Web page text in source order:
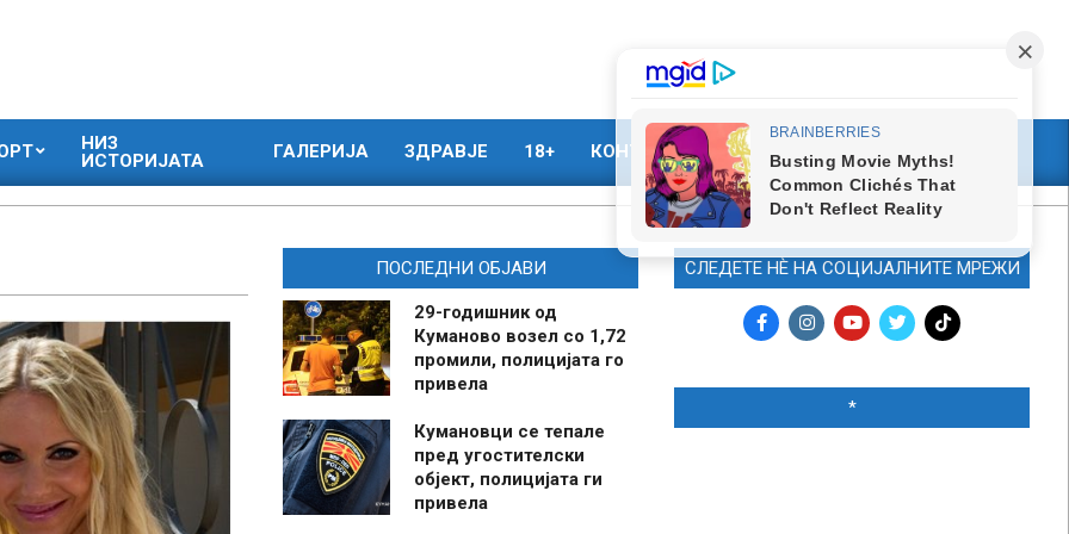
НИЗ
ИСТОРИЈАТА
ГАЛЕРИЈА ЗДРАВЈЕ 18+ КОНТАКТ МАРКЕТИНГ
ПОСЛЕДНИ ОБЈАВИ
29-годишник од
Куманово возел со 1,72
промили, полицијата го
привела
Кумановци се тепале
пред угостителски
објект, полицијата ги
привела
СЛЕДЕТЕ НЀ НА СОЦИЈАЛНИТЕ МРЕЖИ
*